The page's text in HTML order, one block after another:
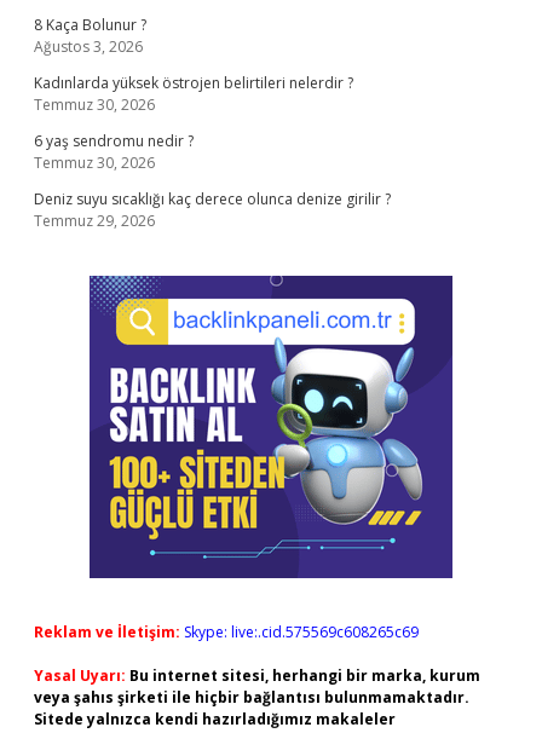
8 Kaça Bolunur ?
Ağustos 3, 2026
Kadınlarda yüksek östrojen belirtileri nelerdir ?
Temmuz 30, 2026
6 yaş sendromu nedir ?
Temmuz 30, 2026
Deniz suyu sıcaklığı kaç derece olunca denize girilir ?
Temmuz 29, 2026
Reklam ve İletişim: Skype: live:.cid.575569c608265c69
Yasal Uyarı: Bu internet sitesi, herhangi bir marka, kurum
veya şahıs şirketi ile hiçbir bağlantısı bulunmamaktadır.
Sitede yalnızca kendi hazırladığımız makaleler